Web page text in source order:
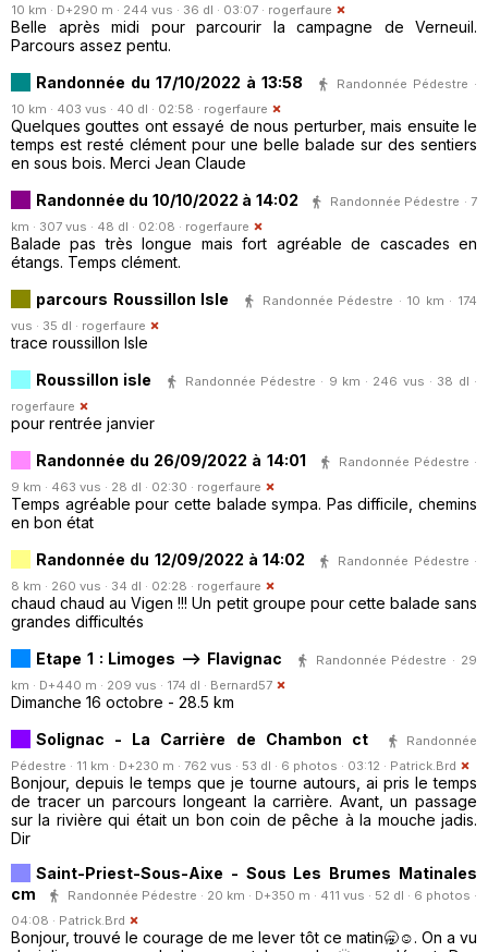
10 km · D+290 m · 244 vus · 36 dl · 03:07 · rogerfaure
Belle après midi pour parcourir la campagne de Verneuil.
Parcours assez pentu.
Randonnée du 17/10/2022 à 13:58
Randonnée Pédestre ·
10 km · 403 vus · 40 dl · 02:58 · rogerfaure
Quelques gouttes ont essayé de nous perturber, mais ensuite le
temps est resté clément pour une belle balade sur des sentiers
en sous bois. Merci Jean Claude
Randonnée du 10/10/2022 à 14:02
Randonnée Pédestre · 7
km · 307 vus · 48 dl · 02:08 · rogerfaure
Balade pas très longue mais fort agréable de cascades en
étangs. Temps clément.
parcours Roussillon Isle
Randonnée Pédestre · 10 km · 174
vus · 35 dl · rogerfaure
trace roussillon Isle
Roussillon isle
Randonnée Pédestre · 9 km · 246 vus · 38 dl ·
rogerfaure
pour rentrée janvier
Randonnée du 26/09/2022 à 14:01
Randonnée Pédestre ·
9 km · 463 vus · 28 dl · 02:30 · rogerfaure
Temps agréable pour cette balade sympa. Pas difficile, chemins
en bon état
Randonnée du 12/09/2022 à 14:02
Randonnée Pédestre ·
8 km · 260 vus · 34 dl · 02:28 · rogerfaure
chaud chaud au Vigen !!! Un petit groupe pour cette balade sans
grandes difficultés
Etape 1 : Limoges --> Flavignac
Randonnée Pédestre · 29
km · D+440 m · 209 vus · 174 dl · Bernard57
Dimanche 16 octobre - 28.5 km
Solignac - La Carrière de Chambon ct
Randonnée
Pédestre · 11 km · D+230 m · 762 vus · 53 dl · 6 photos · 03:12 · Patrick.Brd
Bonjour, depuis le temps que je tourne autours, ai pris le temps
de tracer un parcours longeant la carrière. Avant, un passage
sur la rivière qui était un bon coin de pêche à la mouche jadis.
Dir
Saint-Priest-Sous-Aixe - Sous Les Brumes Matinales
cm
Randonnée Pédestre · 20 km · D+350 m · 411 vus · 52 dl · 6 photos ·
04:08 · Patrick.Brd
Bonjour, trouvé le courage de me lever tôt ce matin🥱☺️. On a vu